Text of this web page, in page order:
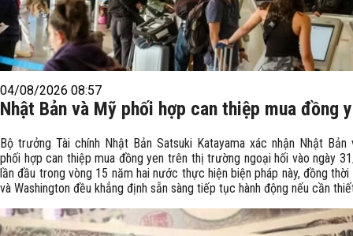
04/08/2026 08:57
Nhật Bản và Mỹ phối hợp can thiệp mua đồng
Bộ trưởng Tài chính Nhật Bản Satsuki Katayama xác nhận Nhật Bản
phối hợp can thiệp mua đồng yen trên thị trường ngoại hối vào ngày
lần đầu trong vòng 15 năm hai nước thực hiện biện pháp này, đồng
và Washington đều khẳng định sẵn sàng tiếp tục hành động nếu cần